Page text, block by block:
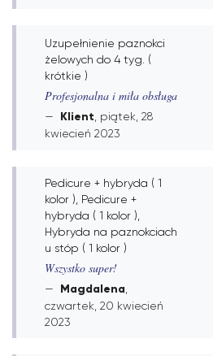
Uzupełnienie paznokci
żelowych do 4 tyg. (
krótkie )
Profesjonalna i miła obsługa
Klient , piątek, 28
kwiecień 2023
Pedicure + hybryda ( 1
kolor ), Pedicure +
hybryda ( 1 kolor ),
Hybryda na paznokciach
u stóp ( 1 kolor )
Wszystko super!
Magdalena
czwartek, 20 kwiecień
2023